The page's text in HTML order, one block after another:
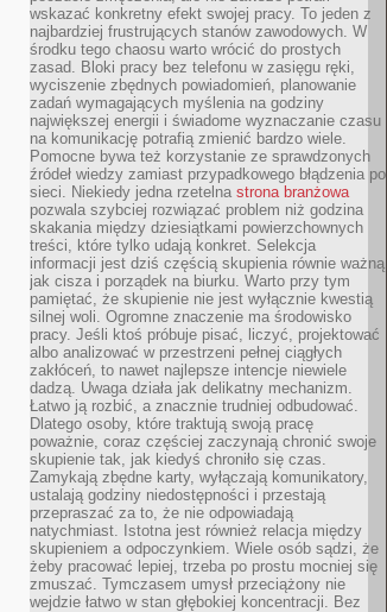
wskazać konkretny efekt swojej pracy. To jeden z
najbardziej frustrujących stanów zawodowych. W
środku tego chaosu warto wrócić do prostych
zasad. Bloki pracy bez telefonu w zasięgu ręki,
wyciszenie zbędnych powiadomień, planowanie
zadań wymagających myślenia na godziny
największej energii i świadome wyznaczanie czasu
na komunikację potrafią zmienić bardzo wiele.
Pomocne bywa też korzystanie ze sprawdzonych
źródeł wiedzy zamiast przypadkowego błądzenia po
sieci. Niekiedy jedna rzetelna strona branżowa
pozwala szybciej rozwiązać problem niż godzina
skakania między dziesiątkami powierzchownych
treści, które tylko udają konkret. Selekcja
informacji jest dziś częścią skupienia równie ważną
jak cisza i porządek na biurku. Warto przy tym
pamiętać, że skupienie nie jest wyłącznie kwestią
silnej woli. Ogromne znaczenie ma środowisko
pracy. Jeśli ktoś próbuje pisać, liczyć, projektować
albo analizować w przestrzeni pełnej ciągłych
zakłóceń, to nawet najlepsze intencje niewiele
dadzą. Uwaga działa jak delikatny mechanizm.
Łatwo ją rozbić, a znacznie trudniej odbudować.
Dlatego osoby, które traktują swoją pracę
poważnie, coraz częściej zaczynają chronić swoje
skupienie tak, jak kiedyś chroniło się czas.
Zamykają zbędne karty, wyłączają komunikatory,
ustalają godziny niedostępności i przestają
przepraszać za to, że nie odpowiadają
natychmiast. Istotna jest również relacja między
skupieniem a odpoczynkiem. Wiele osób sądzi, że
żeby pracować lepiej, trzeba po prostu mocniej się
zmuszać. Tymczasem umysł przeciążony nie
wejdzie łatwo w stan głębokiej koncentracji. Bez